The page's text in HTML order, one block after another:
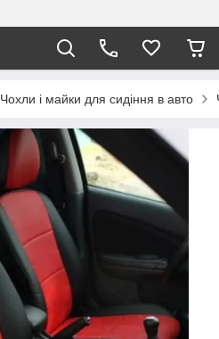
Чохли і майки для сидіння в авто